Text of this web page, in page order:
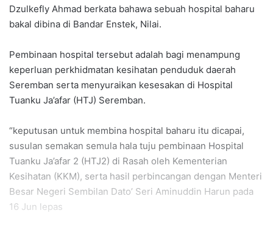
Dzulkefly Ahmad berkata bahawa sebuah hospital baharu
bakal dibina di Bandar Enstek, Nilai.
Pembinaan hospital tersebut adalah bagi menampung
keperluan perkhidmatan kesihatan penduduk daerah
Seremban serta menyuraikan kesesakan di Hospital
Tuanku Ja’afar (HTJ) Seremban.
“keputusan untuk membina hospital baharu itu dicapai,
susulan semakan semula hala tuju pembinaan Hospital
Tuanku Ja’afar 2 (HTJ2) di Rasah oleh Kementerian
Kesihatan (KKM), serta hasil perbincangan dengan Menteri
Besar Negeri Sembilan Dato’ Seri Aminuddin Harun pada
16 Jun lepas